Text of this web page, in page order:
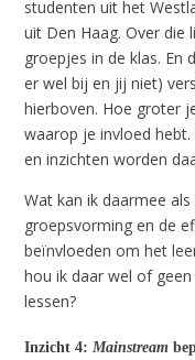
studenten uit het
uit Den Haag. Over die
groepjes in de klas. En
er wel bij en jij niet)
hierboven. Hoe groter
waarop je invloed
en inzichten worden
Wat kan ik daarmee
groepsvorming en de
beïnvloeden om het
hou ik daar wel of
lessen?
Inzicht 4: Mainstream